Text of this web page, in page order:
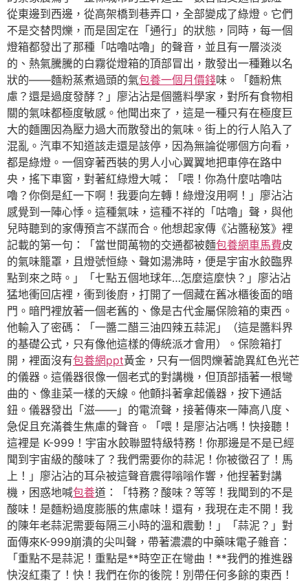
從東邊到西邊，從高架橋到巷弄口，全部變成了綠燈。它們
不是交替閃爍，而是固定在「通行」的狀態，同時，每一個
燈箱都發出了那種「咕嚕咕嚕」的聲音，並且有一層淡淡
的、熱氣騰騰的白霧從燈箱的頂部冒出，散發出一種難以名
狀的——麵粉蒸煮過頭的氣包養一個月價錢味。「麵粉焦
慮？還是過度發酵？」廖沾沾是個醬料學家，對所有食物相
關的氣味都極度敏感。他聞出來了，這是一種只有在極度巨
大的麵團因為壓力過大而散發出的氣味。街上的行人陷入了
混亂。汽車不知道該走還是該停，因為無論從哪個方向看，
都是綠燈。一個穿著西裝的男人小心翼翼地把車停在路中
央，搖下車窗，對著紅綠燈大喊：「喂！你為什麼咕嚕咕
嚕？你倒是紅一下啊！我要向左轉！綠燈沒用啊！」廖沾沾
感覺到一陣心悸。這種氣味，這種不祥的「咕嚕」聲，與他
兒時聽到的家傳預言不謀而合。他想起家傳《沾醬秘笈》裡
記載的第一句：「當世間萬物的交通都被麵包養網車馬費皮
的氣味籠罩，且燈號恒綠、聲如湯沸時，便是宇宙水餃臨界
點到來之時。」「七點五個地球年…怎麼這麼快？」廖沾沾
猛地衝回店裡，衝到後廚，打開了一個藏在舊冰櫃後面的暗
門。暗門裡放著一個老舊的、像是古代金屬保險箱的東西。
他輸入了密碼：「一醬二醋三油四辣五蒜泥」（這是醬料界
的基礎公式，只有像他這樣的傳統派才會用）。保險箱打
開，裡面沒有包養網ppt黃金，只有一個閃爍著詭異紅色光芒
的儀器。這儀器很像一個老式的對講機，但頂部插著一根彎
曲的、像韭菜一樣的天線。他顫抖著拿起儀器，按下通話
鈕。儀器發出「滋——」的電流聲，接著傳來一陣高八度、
急促且充滿養生焦慮的聲音。「喂！是廖沾沾嗎！快接聽！
這裡是 K-999！宇宙水餃聯盟特級特務！你那邊是不是已經
聞到宇宙級的酸味了？我們需要你的蒜泥！你被徵召了！馬
上！」廖沾沾的耳朵被這聲音震得嗡嗡作響，他捏著對講
機，困惑地喊包養道：「特務？酸味？等等！我聞到的不是
酸味！是麵粉過度膨脹的焦慮味！還有，我現在走不開！我
的陳年老蒜泥需要每隔三小時的溫和震動！」「蒜泥？」對
面傳來K-999崩潰的尖叫聲，帶著濃濃的中藥味電子雜音：
「重點不是蒜泥！重點是**時空正在彎曲！**我們的推進器
快沒紅棗了！快！我們在你的後院！別帶任何多餘的東西！